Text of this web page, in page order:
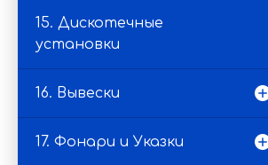
15. Дискотечные
установки
16. Вывески
17. Фонари и Указки